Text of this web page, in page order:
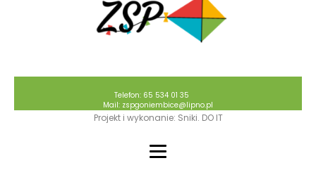
Telefon: 65 534 01 35
Mail: zspgoniembice@lipno.pl
Projekt i wykonanie: Sniki. DO IT